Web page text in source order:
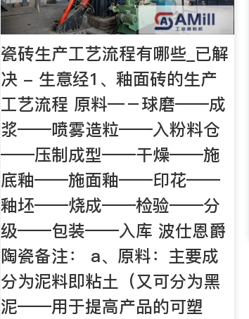
瓷砖生产工艺流程有哪些_已解
决 - 生意经1、釉面砖的生产
工艺流程 原料—－球磨——成
浆——喷雾造粒——入粉料仓
——压制成型——干燥——施
底釉——施面釉——印花——
釉坯——烧成——检验——分
级——包装——入库 波仕恩爵
陶瓷备注： a、原料：主要成
分为泥料即粘土（又可分为黑
泥——用于提高产品的可塑